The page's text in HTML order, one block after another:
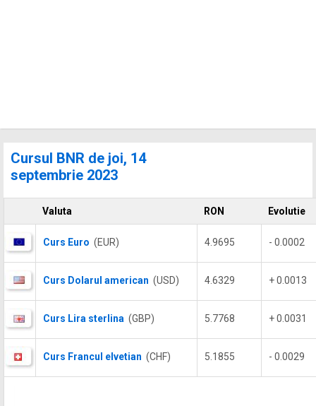
Cursul BNR de joi, 14
septembrie 2023
Valuta RON Evolutie
Curs Euro (EUR) 4.9695 - 0.0002
Curs Dolarul american (USD) 4.6329 + 0.0013
Curs Lira sterlina (GBP) 5.7768 + 0.0031
Curs Francul elvetian (CHF) 5.1855 - 0.0029